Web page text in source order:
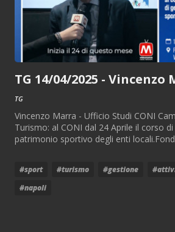
TG 14/04/2025 - Vincenzo
TG
Vincenzo Marra - Ufficio Studi CONI
Turismo: al CONI dal 24 Aprile il corso
patrimonio sportivo degli enti
#sport #turismo #gestione
#napoli